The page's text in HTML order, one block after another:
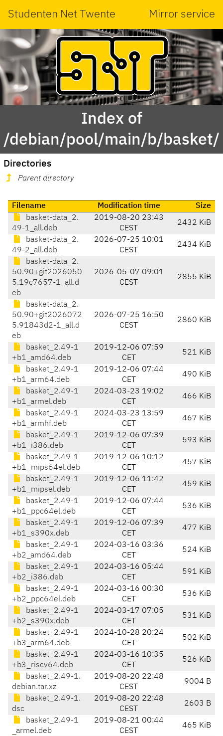
Studenten Net Twente Mirror service
Index of
/debian/pool/main/b/basket/
Directories
Parent directory
Filename Modification time
Size
basket-data_2.
49-1_all.deb
2019-08-20 23:43
CEST
2432 KiB
basket-data_2.
49-2_all.deb
2026-07-25 10:01
CEST
2434 KiB
basket-data_2.
50.90+git2026050
5.19c7657-1_all.d
eb
2026-05-07 09:01
CEST
2855 KiB
basket-data_2.
50.90+git2026072
5.91843d2-1_all.d
eb
2026-07-25 16:50
CEST
2860 KiB
basket_2.49-1
+b1_amd64.deb
2019-12-06 07:59
CET
521 KiB
basket_2.49-1
+b1_arm64.deb
2019-12-06 07:44
CET
490 KiB
basket_2.49-1
+b1_armel.deb
2024-03-23 19:02
CET
466 KiB
basket_2.49-1
+b1_armhf.deb
2024-03-23 13:59
CET
467 KiB
basket_2.49-1
+b1_i386.deb
2019-12-06 07:39
CET
593 KiB
basket_2.49-1
+b1_mips64el.deb
2019-12-06 10:12
CET
457 KiB
basket_2.49-1
+b1_mipsel.deb
2019-12-06 11:42
CET
459 KiB
basket_2.49-1
+b1_ppc64el.deb
2019-12-06 07:44
CET
536 KiB
basket_2.49-1
+b1_s390x.deb
2019-12-06 07:39
CET
477 KiB
basket_2.49-1
+b2_amd64.deb
2024-03-16 03:36
CET
524 KiB
basket_2.49-1
+b2_i386.deb
2024-03-16 05:44
CET
591 KiB
basket_2.49-1
+b2_ppc64el.deb
2024-03-16 00:30
CET
536 KiB
basket_2.49-1
+b2_s390x.deb
2024-03-17 07:05
CET
531 KiB
basket_2.49-1
+b3_arm64.deb
2024-10-28 20:24
CET
502 KiB
basket_2.49-1
+b3_riscv64.deb
2024-03-16 10:35
CET
526 KiB
basket_2.49-1.
debian.tar.xz
2019-08-20 22:48
CEST
9004 B
basket_2.49-1.
dsc
2019-08-20 22:48
CEST
2603 B
basket_2.49-1
_armel.deb
2019-08-21 00:44
CEST
465 KiB